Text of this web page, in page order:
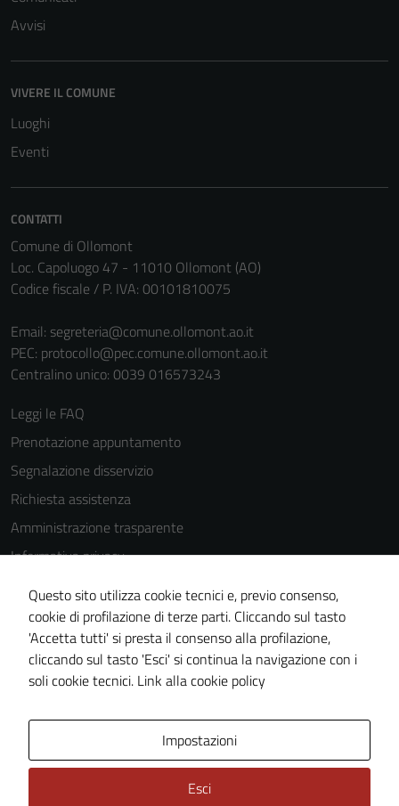
Avvisi
VIVERE IL COMUNE
Luoghi
Eventi
CONTATTI
Comune di Ollomont
Loc. Capoluogo 47 - 11010 Ollomont (AO)
Codice fiscale / P. IVA: 00101810075
Email: segreteria@comune.ollomont.ao.it
PEC: protocollo@pec.comune.ollomont.ao.it
Centralino unico: 0039 016573243
Leggi le FAQ
Prenotazione appuntamento
Segnalazione disservizio
Richiesta assistenza
Amministrazione trasparente
Informativa privacy
Cookie Policy
Note legali
Dichiarazione di accessibilità
Piano di miglioramento del sito
Questo sito utilizza cookie tecnici e, previo consenso,
cookie di profilazione di terze parti. Cliccando sul tasto
'Accetta tutti' si presta il consenso alla profilazione,
cliccando sul tasto 'Esci' si continua la navigazione con i
soli cookie tecnici. Link alla cookie policy
Impostazioni
Esci
possono
essere
disabilitati.
Questi cookie
non raccolgono
personali.